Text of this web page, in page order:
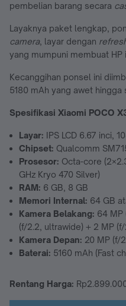
pembelian barang secara
Layaknya paket lengkap,
camera, layar dengan
yang mumpuni membuat HP
Kecanggihan ponsel ini
5180 mAh yang awet hingga
Spesifikasi Xiaomi POCO
Layar: IPS LCD 6.67 inci,
Chipset: Qualcomm
Prosesor: Octa-core
GHz Kryo 470 Silver)
RAM: 6 GB, 8 GB
Memori Internal: 64 GB
Kamera Belakang: 64 MP
(f/2.2, ultrawide) + 2 MP
Kamera Depan: 20 MP (f/
Baterai: 5160 mAh (Fast
Rentang Harga: